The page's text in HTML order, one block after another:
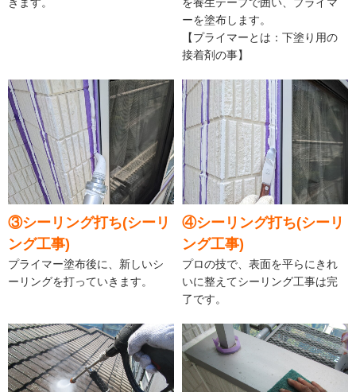
きます。
を養生テープで囲い、プライマ
ーを塗布します。
【プライマーとは：下塗り用の
接着剤の事】
③シーリング打ち(シーリ
ング工事)
プライマー塗布後に、新しいシ
ーリングを打っていきます。
④シーリング打ち(シーリ
ング工事)
プロの技で、表面を平らにきれ
いに整えてシーリング工事は完
了です。